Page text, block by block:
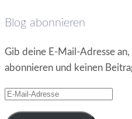
Blog abonnieren
Gib deine E-Mail-Adresse
abonnieren und keinen
E-